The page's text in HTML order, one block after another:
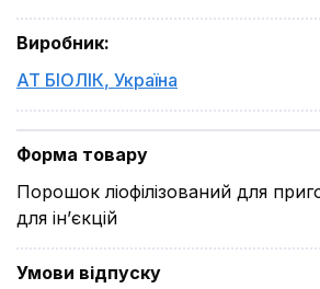
Виробник:
АТ БІОЛІК, Україна
Форма товару
Порошок ліофілізований для
для ін’єкцій
Умови відпуску